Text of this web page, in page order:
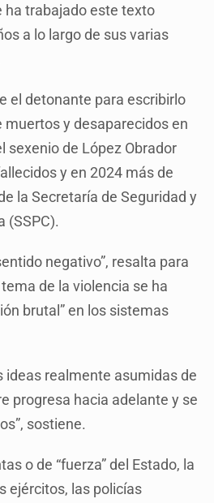
ha trabajado este texto
a lo largo de sus varias
el detonante para escribirlo
muertos y desaparecidos en
sexenio de López Obrador
y en 2024 más de
la Secretaría de Seguridad y
(SSPC).
negativo”, resalta para
de la violencia se ha
brutal” en los sistemas
ideas realmente asumidas de
progresa hacia adelante y se
sostiene.
o de “fuerza” del Estado, la
ejércitos, las policías